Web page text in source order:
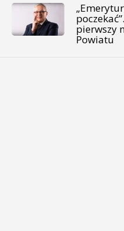
pierwszy
Powiatu